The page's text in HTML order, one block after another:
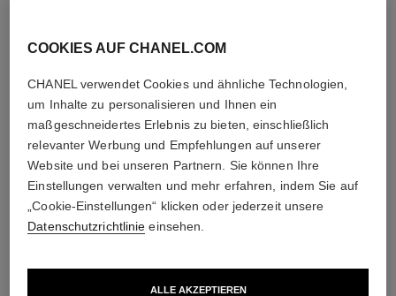
diamanten
Tropfenschliff von insgesamt 2,77ct
einschließlich 1 zentraler Diamant im Brillantschliff von
0,40ct, GIA-zertifiziert, und 1 zentraler Diamant im
Tropfenschliff von 0,40ct
Die Merkmale jeder Kreation können variieren**
COOKIES AUF CHANEL.COM
CHANEL verwendet Cookies und ähnliche Technologien,
um Inhalte zu personalisieren und Ihnen ein
maßgeschneidertes Erlebnis zu bieten, einschließlich
relevanter Werbung und Empfehlungen auf unserer
Website und bei unseren Partnern. Sie können Ihre
Einstellungen verwalten und mehr erfahren, indem Sie auf
„Cookie-Einstellungen“ klicken oder jederzeit unsere
Datenschutzrichtlinie einsehen.
ALLE AKZEPTIEREN